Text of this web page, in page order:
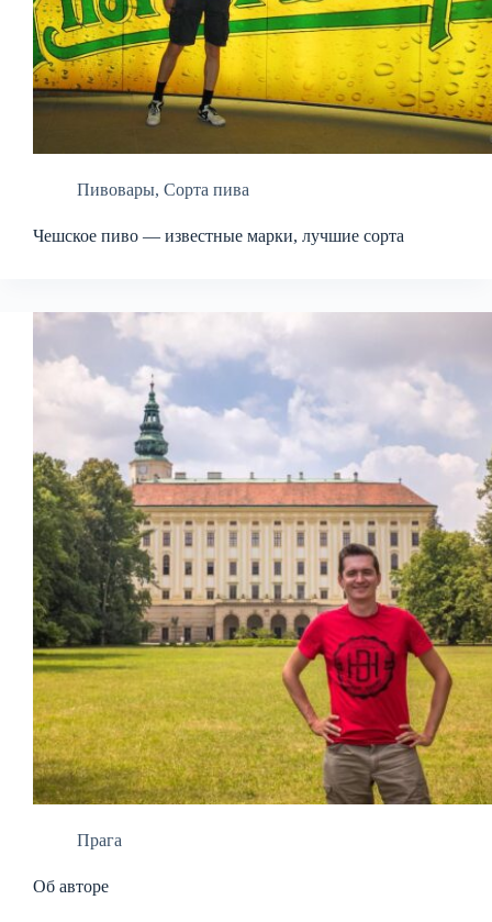
Пивовары, Сорта пива
Чешское пиво — известные марки, лучшие сорта
Прага
Об авторе